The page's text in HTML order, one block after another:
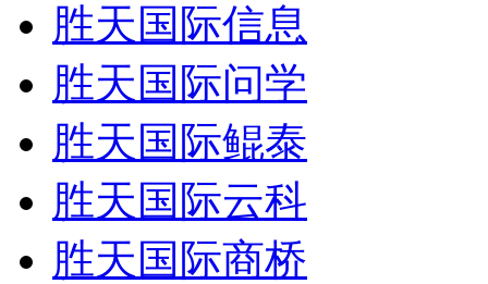
胜天国际信息
胜天国际问学
胜天国际鲲泰
胜天国际云科
胜天国际商桥